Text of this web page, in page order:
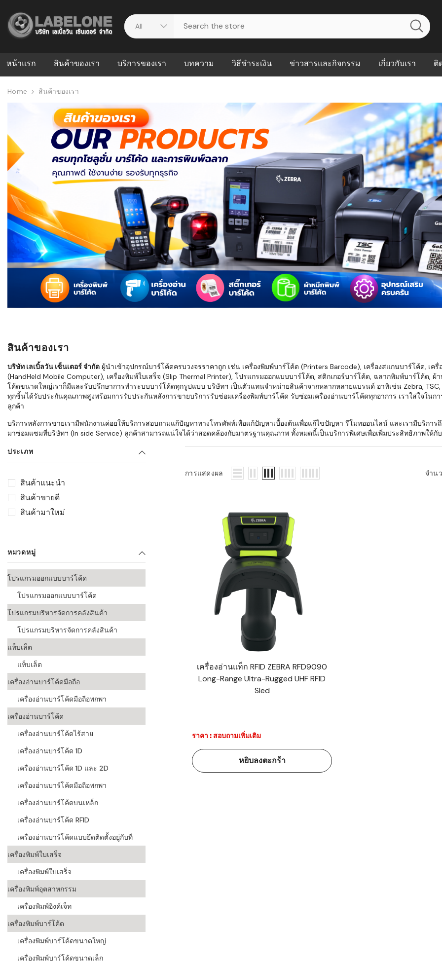
หน้าแรก สินค้าของเรา บริการของเรา
ดาวน์โหลดไดร์เวอร์
วีดีโอแนะนำ
บทความ
บริหารคลังสินค้าที่ช่วยลด
สต็อกแบบ Real-time
ปัญหาคลังสินค้าที่บอกว่า
ธุรกิจของคุณควรเริ่มใช้
WMS กับ ERP ต่างกัน
อย่างไร? ทำไมหลายธุรกิจ
ต้องใช้ร่วมกัน
ใช้ Excel คุมสต็อก กับใช้
WMS ต่างกันอย่างไร?
แบบไหนเหมาะกับธุรกิจที่
กำลังเติบโต
ขั้นตอนการทำงานของ
WMS ตั้งแต่รับสินค้า จัด
เก็บ หยิบ แพ็ก จนถึงจัดส่ง
อย่างไร
WMS สำหรับธุรกิจ 3PL,
ค้าส่ง และ E-Commerce:
แนะนำ Checklist ก่อน
เลือกระบบ WMS: ธุรกิจ
ก่อนเริ่มติดตั้ง
ระบบบาร์โค้ดในธุรกิจขน
ส่งและโลจิสติกส์
ระบบบาร์โค้ดในธุรกิจ
ขายธุรกิจค้าปลีก
การพัฒนาบาร์โค้ดในงาน
อุตสาหกรรม
ระบบบาร์โค้ดใน
อุตสาหกรรมยานยนต์
อุตสาหกรรมเสื้อผ้า
ระบบบาร์โค้ดใน
แพทย์
ระบบบาร์โค้ดในด้านการ
วิธีชำระเงิน ข่าวสารและกิจกรรม เกี่ยวกับเรา
FAQs
Our Customer
ติ
Home สินค้าของเรา
สินค้าของเรา
บริษัท เลเบิ้ลวัน เซ็นเตอร์ จำกัด ผู้นำเข้าอุปกรณ์บาร์โค้ดครบวงจรราคาถูก เช่น เครื่องพิมพ์บาร์โค้ด (Printers Barcode), เครื่องสแกนบาร์โค้ด, เค
(HandHeld Mobile Computer), เครื่องพิมพ์ใบเสร็จ (Slip Thermal Printer), โปรแกรมออกแบบบาร์โค้ด, สติกเกอร์บาร์โค้ด, ฉลากพิมพ์บาร์โค้ด,
โค้ดขนาดใหญ่เราก็มีและรับปรึกษาการทำระบบบาร์โค้ดทุกรูปแบบ บริษัทฯ เป็นตัวแทนจำหน่ายสินค้าจากหลากหลายแบรนด์ อาทิเช่น Zebra, TSC,
ทุกชิ้นได้รับประกันคุณภาพสูงพร้อมการรับประกันหลังการขายบริการรับซ่อมเครื่องพิมพ์บาร์โค้ด รับซ่อมเครื่องอ่านบาร์โค้ดทุกอาการ เราใส่ใจใน
ลูกค้า
บริการหลังการขายเรามีพนักงานค่อยให้บริการสอบถามแก้ปัญหาทางโทรศัพท์เพื่อแก้ปัญหาเบื้องต้นเพื่อแก้ไขปัญหา รีโมทออนไลน์ และเรามีบริการ
มาซ่อมแซมที่บริษัทฯ (In side Service) ลูกค้าสามารถแน่ใจได้ว่าสอดคล้องกับมาตรฐานคุณภาพ ทั้งหมดนี้เป็นบริการพิเศษเพื่อเพิ่มประสิทธิภาพให้กั
ประเภท
สินค้าแนะนำ
สินค้าขายดี
สินค้ามาใหม่
หมวดหมู่
โปรแกรมออกแบบบาร์โค้ด
โปรแกรมออกแบบบาร์โค้ด
โปรแกรมบริหารจัดการคลังสินค้า
โปรแกรมบริหารจัดการคลังสินค้า
แท็บเล็ต
แท็บเล็ต
เครื่องอ่านบาร์โค้ดมือถือ
เครื่องอ่านบาร์โค้ดมือถือพกพา
เครื่องอ่านบาร์โค้ด
เครื่องอ่านบาร์โค้ดไร้สาย
เครื่องอ่านบาร์โค้ด 1D
เครื่องอ่านบาร์โค้ด 1D และ 2D
เครื่องอ่านบาร์โค้ดมือถือพกพา
เครื่องอ่านบาร์โค้ดบนเหล็ก
เครื่องอ่านบาร์โค้ด RFID
เครื่องอ่านบาร์โค้ดแบบยึดติดตั้งอยู่กับที่
เครื่องพิมพ์ใบเสร็จ
เครื่องพิมพ์ใบเสร็จ
เครื่องพิมพ์อุตสาหกรรม
เครื่องพิมพ์อิงค์เจ็ท
เครื่องพิมพ์บาร์โค้ด
เครื่องพิมพ์บาร์โค้ดขนาดใหญ่
เครื่องพิมพ์บาร์โค้ดขนาดเล็ก
การแสดงผล จำน
เครื่องอ่านแท็ก RFID ZEBRA RFD9090
Long-Range Ultra-Rugged UHF RFID
Sled
ราคา : สอบถามเพิ่มเติม
หยิบลงตะกร้า